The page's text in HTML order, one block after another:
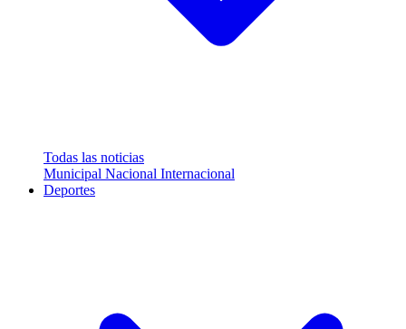
Todas las noticias
Municipal Nacional Internacional
Deportes